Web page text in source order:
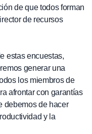
de que todos forman
de recursos
estas encuestas,
generar una
los miembros de
afrontar con garantías
debemos de hacer
y la